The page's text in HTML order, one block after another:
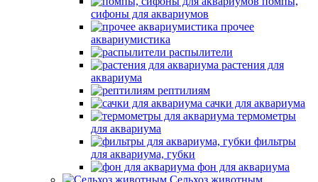
сифоны для аквариумов
прочее
аквариумистика
распылители
растения для
аквариума
рептилиям
сачки для аквариума
термометры
для аквариума
фильтры
для аквариума, губки
фон для аквариума
Сельхоз животным